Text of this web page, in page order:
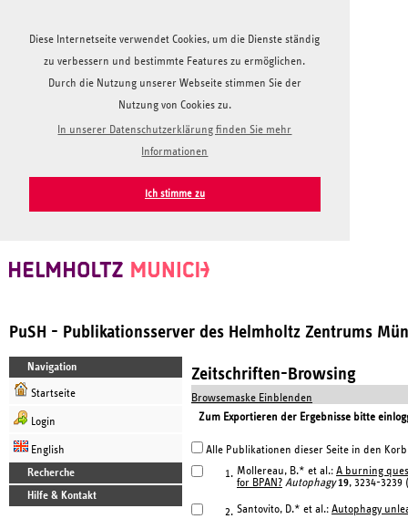
Diese Internetseite verwendet Cookies, um die Dienste ständig
zu verbessern und bestimmte Features zu ermöglichen.
Durch die Nutzung unserer Webseite stimmen Sie der
Nutzung von Cookies zu.
In unserer Datenschutzerklärung finden Sie mehr
Informationen
Ich stimme zu
PuSH - Publikationsserver des Helmholtz Zentrums
Navigation
Startseite
Login
English
Recherche
Hilfe & Kontakt
Zeitschriften-Browsing
Browsemaske Einblenden
Zum Exportieren der Ergebnisse bitte
Alle Publikationen dieser Seite in den
1. Mollereau, B.* et al.: A burning
for BPAN? Autophagy 19, 3234-3239
2. Santovito, D.* et al.: Autophagy